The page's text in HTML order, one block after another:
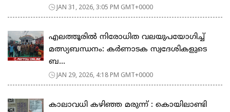
JAN 31, 2026, 3:05 PM GMT+0000
എലത്തൂരിൽ നിരോധിത വലയുപയോഗിച്ച്
മത്സ്യബന്ധനം: കർണാടക സ്വദേശികളുടെ
ബ...
JAN 29, 2026, 4:18 PM GMT+0000
കാലാവധി കഴിഞ്ഞ മരുന്ന് : കൊയിലാണ്ടി